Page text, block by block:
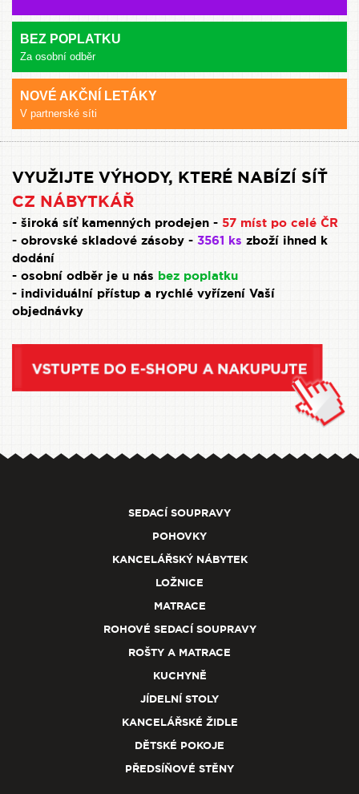
BEZ POPLATKU
Za osobní odběr
NOVÉ AKČNÍ LETÁKY
V partnerské síti
VYUŽIJTE VÝHODY, KTERÉ NABÍZÍ SÍŤ
CZ NÁBYTKÁŘ
- široká síť kamenných prodejen - 57 míst po celé ČR
- obrovské skladové zásoby - 3561 ks zboží ihned k
dodání
- osobní odběr je u nás bez poplatku
- individuální přístup a rychlé vyřízení Vaší
objednávky
SEDACÍ SOUPRAVY
POHOVKY
KANCELÁŘSKÝ NÁBYTEK
LOŽNICE
MATRACE
ROHOVÉ SEDACÍ SOUPRAVY
ROŠTY A MATRACE
KUCHYNĚ
JÍDELNÍ STOLY
KANCELÁŘSKÉ ŽIDLE
DĚTSKÉ POKOJE
PŘEDSÍŇOVÉ STĚNY